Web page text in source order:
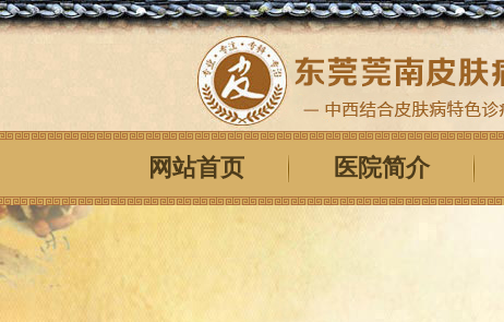
网站首页 医院简介